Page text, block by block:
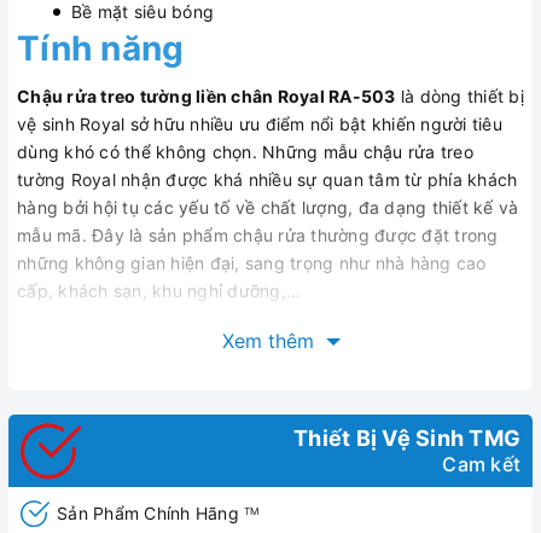
Bề mặt siêu bóng
Tính năng
Chậu rửa treo tường liền chân Royal RA-503 là dòng thiết bị
vệ sinh Royal sở hữu nhiều ưu điểm nổi bật khiến người tiêu
dùng khó có thể không chọn. Những mẫu chậu rửa treo
tường Royal nhận được khá nhiều sự quan tâm từ phía khách
hàng bởi hội tụ các yếu tố về chất lượng, đa dạng thiết kế và
mẫu mã. Đây là sản phẩm chậu rửa thường được đặt trong
những không gian hiện đại, sang trọng như nhà hàng cao
cấp, khách sạn, khu nghỉ dưỡng,…
bạn chắc chắn sẽ bị mê hoặc bởi chúng cực kỳ đa
thủ công độc đáo, toát lên sự tinh tế nên dễ dàng kết hợp với
bất kỳ không gian phòng tắm nào.Chậu rửa treo tường liền
chân Royal RA-503
còn thu hút người dùng bởi thiết kế hiện
đại, sang trọng, độc đáo đem đến cho không gian phòng tắm
sự khác biệt.
Xem thêm
Thiết Bị Vệ Sinh TMG
Cam kết
Sản Phẩm Chính Hãng TM